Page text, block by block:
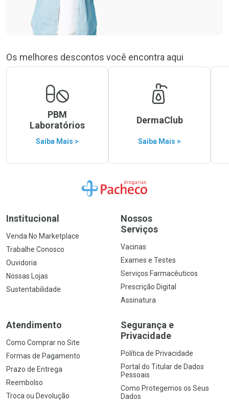
Os melhores descontos você encontra aqui
PBM
Laboratórios
Saiba Mais >
DermaClub
Saiba Mais >
Ir para a Home
Institucional
Venda No Marketplace
Trabalhe Conosco
Ouvidoria
Nossas Lojas
Sustentabilidade
Nossos
Serviços
Vacinas
Exames e Testes
Serviços Farmacêuticos
Prescrição Digital
Assinatura
Atendimento
Como Comprar no Site
Formas de Pagamento
Prazo de Entrega
Reembolso
Troca ou Devolução
Segurança e
Privacidade
Política de Privacidade
Portal do Titular de Dados
Pessoais
Como Protegemos os Seus
Dados